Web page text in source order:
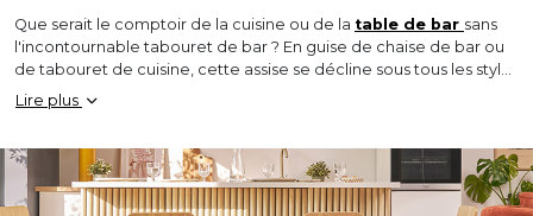
Que serait le comptoir de la cuisine ou de la table de bar sans
l'incontournable tabouret de bar ? En guise de chaise de bar ou
de tabouret de cuisine, cette assise se décline sous tous les styles
et sous différentes hauteurs !
Sur notre site, vous trouverez un large choix du tabouret design à
version industrielle ultra authentique.
Pour répondre à toutes vos envies, notre collection comprend
des tabourets réglables ainsi que les très prisés 65 cm et 75 cm
Lire plus